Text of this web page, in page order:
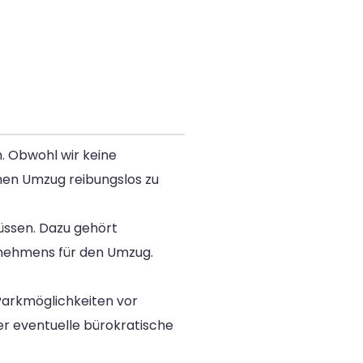
Obwohl wir keine
Umzug reibungslos zu
Dazu gehört
für den Umzug.
vor
eventuelle bürokratische